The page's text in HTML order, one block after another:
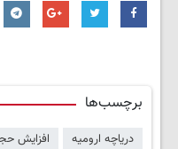
برچسب‌ها
دریاچه ارومیه افزایش